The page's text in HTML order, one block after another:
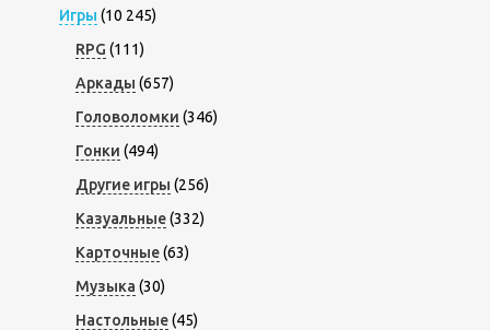
Игры (10 245)
RPG (111)
Аркады (657)
Головоломки (346)
Гонки (494)
Другие игры (256)
Казуальные(332)
Карточные(63)
Музыка (30)
Настольные(45)